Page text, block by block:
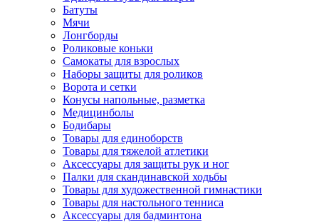
Батуты
Мячи
Лонгборды
Роликовые коньки
Самокаты для взрослых
Наборы защиты для роликов
Ворота и сетки
Конусы напольные, разметка
Медицинболы
Бодибары
Товары для единоборств
Товары для тяжелой атлетики
Аксессуары для защиты рук и ног
Палки для скандинавской ходьбы
Товары для художественной гимнастики
Товары для настольного тенниса
Аксессуары для бадминтона